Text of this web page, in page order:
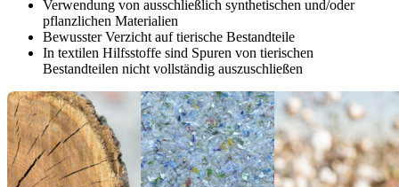
Verwendung von ausschließlich synthetischen und/oder
pflanzlichen Materialien
Bewusster Verzicht auf tierische Bestandteile
In textilen Hilfsstoffe sind Spuren von tierischen
Bestandteilen nicht vollständig auszuschließen